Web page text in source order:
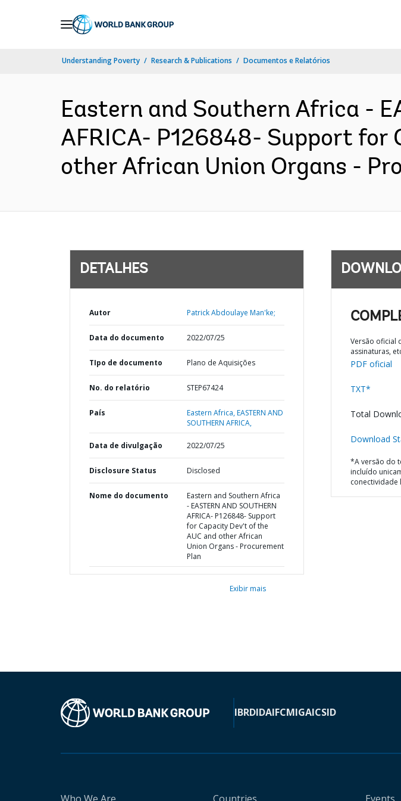
Understanding Poverty Research & Publications Documentos e Relatórios
Eastern and Southern Africa -
AFRICA- P126848- Support for
other African Union Organs -
DETALHES
Autor Patrick Abdoulaye Man'ke;
Data do documento 2022/07/25
TIpo de documento Plano de Aquisições
No. do relatório STEP67424
País Eastern Africa,EASTERN AND
SOUTHERN AFRICA,
Data de divulgação 2022/07/25
Disclosure Status Disclosed
Nome do documento
Eastern and Southern Africa
- EASTERN AND SOUTHERN
AFRICA- P126848- Support
for Capacity Dev't of the
AUC and other African
Union Organs - Procurement
Plan
Exibir mais
Versão oficial
assinaturas,
PDF oficial
TXT*
Total
Download
*A versão do
incluído
conectividade
IBRDIDAIFCMIGAICSID